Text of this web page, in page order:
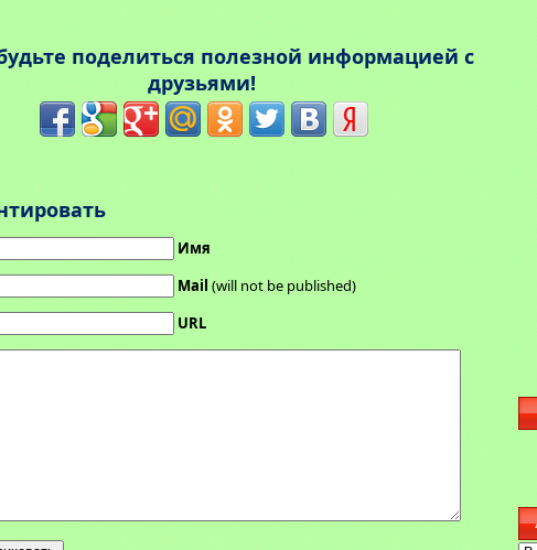
поделиться полезной информацией с
друзьями!
Имя
Mail (will not be published)
URL